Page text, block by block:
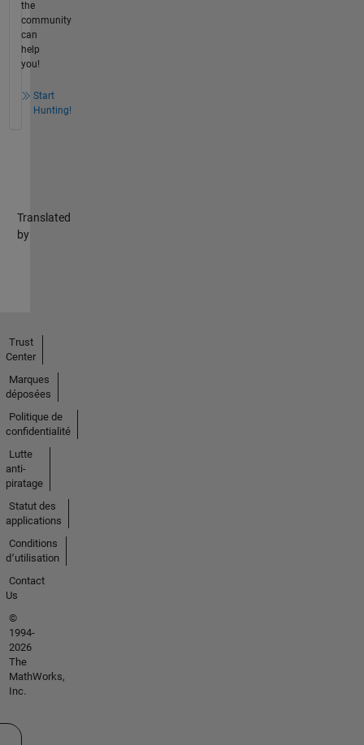
the
community
can
help
you!
Start
Hunting!
Translated
by
Trust
Center
Marques
déposées
Politique de
confidentialité
Lutte
anti-
piratage
Statut des
applications
Conditions
d՚utilisation
Contact
Us
©
1994-
2026
The
MathWorks,
Inc.
un site web